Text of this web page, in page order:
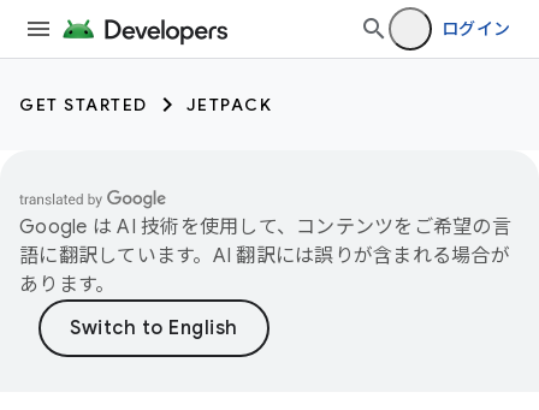
ログイン
GET STARTED JETPACK
Google は AI 技術を使用して、コンテンツをご希望の言
語に翻訳しています。AI 翻訳には誤りが含まれる場合が
あります。